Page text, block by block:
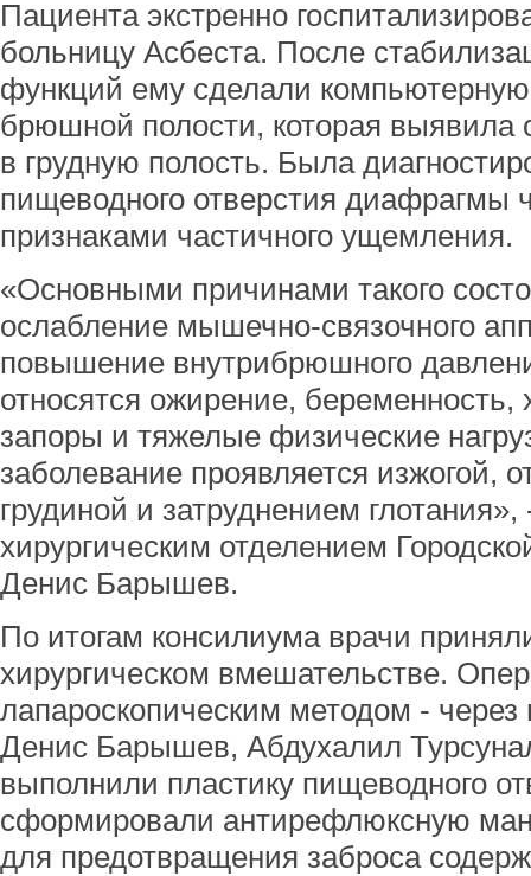
Пациента экстренно
больницу Асбеста. После
функций ему сделали
брюшной полости, которая выявила
в грудную полость. Была
пищеводного отверстия диафрагмы
признаками частичного ущемления.
«Основными причинами такого
ослабление мышечно-связочного
повышение внутрибрюшного
относятся ожирение, беременность,
запоры и тяжелые физические
заболевание проявляется изжогой,
грудиной и затруднением
хирургическим отделением
Денис Барышев.
По итогам консилиума врачи
хирургическом вмешательстве.
лапароскопическим методом - через
Денис Барышев, Абдухалил
выполнили пластику пищеводного
сформировали антирефлюксную
для предотвращения заброса